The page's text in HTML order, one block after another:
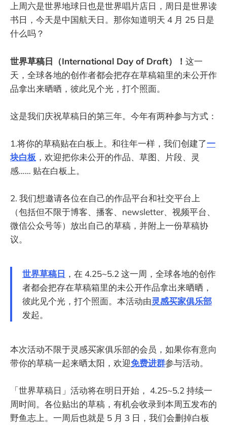
上周六是世界地球日也是世界唱片店日，周日是世界读
书日，今天是中国航天日。那你知道明天 4 月 25 日是
什么吗？
世界草稿日（International Day of Draft）！ 这一
天，全球各地的创作者都会把存在草稿箱里的未公开作
品拿出来晒晒，彼此见个光，打个照面。
这是我们庆祝草稿日的第三年。今年有两种参与方式：
1.将你的草稿贴在白板上。和往年一样，我们创建了一
块白板 ，欢迎把你未公开的作品、草图、片段、灵
感…… 贴在白板上。
2. 我们想邀请各位在自己的作品平台和社交平台上
（包括但不限于博客、播客、newsletter、视频平台、
微信公众号等）放出自己的草稿，并附上一份草稿协
议。
世界草稿日 ，在 4.25~5.2 这一周，全球各地的创作
者都会把存在草稿箱里的未公开作品拿出来晒晒，
彼此见个光，打个照面。本活动由灵感买家俱乐部
发起。
本次活动不限于灵感买家俱乐部的会员，如果你有意向
带你的草稿一起来晒太阳，欢迎免费进群参与活动。
「世界草稿日」活动将在明日开始， 4.25~5.2 持续一
周时间。各位贴出的草稿，有机会收录到本周五发布的
野鱼志上。一周后也就是 5 月 3 日，我们会删掉白板